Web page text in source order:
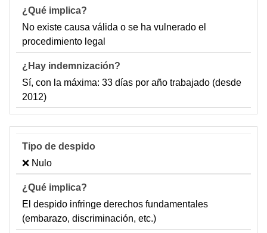
No existe causa válida o se ha vulnerado el
procedimiento legal
Sí, con la máxima: 33 días por año trabajado (desde
2012)
❌ Nulo
El despido infringe derechos fundamentales
(embarazo, discriminación, etc.)